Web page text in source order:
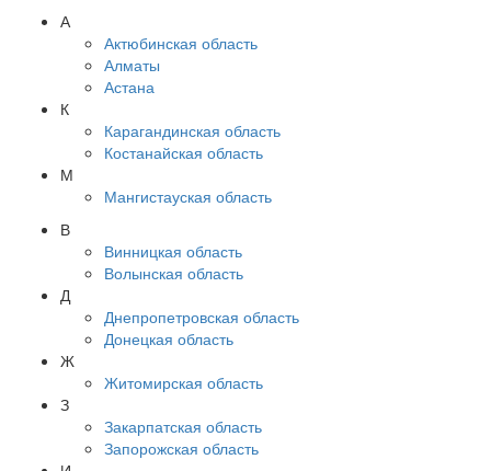
А
Актюбинская область
Алматы
Астана
К
Карагандинская область
Костанайская область
М
Мангистауская область
В
Винницкая область
Волынская область
Д
Днепропетровская область
Донецкая область
Ж
Житомирская область
З
Закарпатская область
Запорожская область